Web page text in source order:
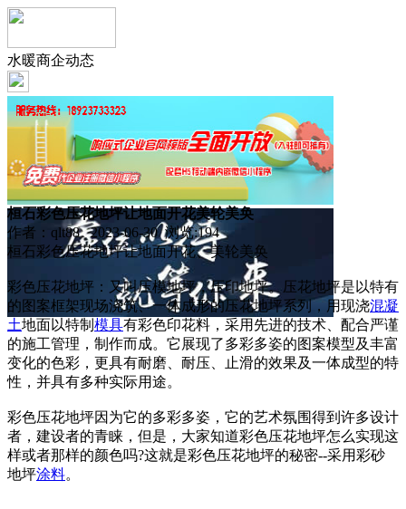
水暖商企动态
桓石彩色压花地坪让地面开花美轮美奂
作者：qlt88 2023-06-30 浏览:194
桓石彩色压花地坪让地面开花、美轮美奂
彩色压花地坪：又叫压模地坪，压印地坪。压花地坪是以特有
的图案框架现场浇筑、一体成形的压花地坪系列，用现浇混凝
土地面以特制 模具有彩色印花料，采用先进的技术、配合严谨
的施工管理，制作而成。它展现了多彩多姿的图案模型及丰富
变化的色彩，更具有耐磨、耐压、止滑的效果及一体成型的特
性，并具有多种实际用途。
彩色压花地坪因为它的多彩多姿，它的艺术氛围得到许多设计
者，建设者的青睐，但是，大家知道彩色压花地坪怎么实现这
样或者那样的颜色吗?这就是彩色压花地坪的秘密--采用彩砂
地坪涂料。